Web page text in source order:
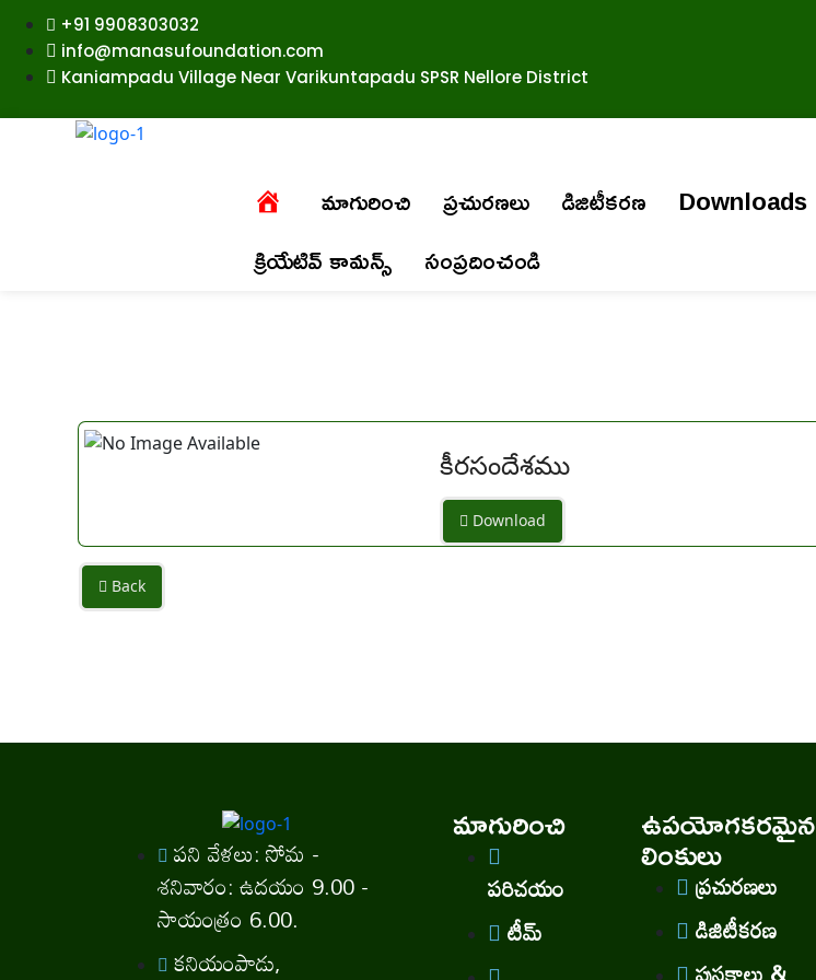
+91 9908303032
info@manasufoundation.com
Kaniampadu Village Near Varikuntapadu SPSR Nellore District
మాగురించి ప్రచురణలు డిజిటీకరణ Downloads
క్రియేటివ్ కామన్స్
సంప్రదించండి
కీరసందేశము
Download
Back
పని వేళలు: సోమ -
శనివారం: ఉదయం 9.00 -
సాయంత్రం 6.00.
కనియంపాడు,
మాగురించి
పరిచయం
టీమ్
ఉపయోగకరమైన
లింకులు
ప్రచురణలు
డిజిటీకరణ